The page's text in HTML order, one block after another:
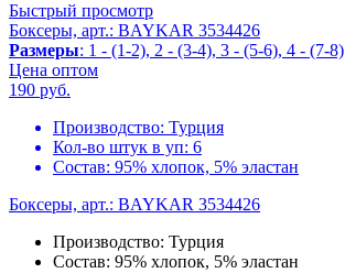
Быстрый просмотр
Боксеры, арт.: BAYKAR 3534426
Размеры: 1 - (1-2), 2 - (3-4), 3 - (5-6), 4 - (7-8)
Цена оптом
190 руб.
Производство: Турция
Кол-во штук в уп: 6
Состав: 95% хлопок, 5% эластан
Боксеры, арт.: BAYKAR 3534426
Производство: Турция
Состав: 95% хлопок, 5% эластан